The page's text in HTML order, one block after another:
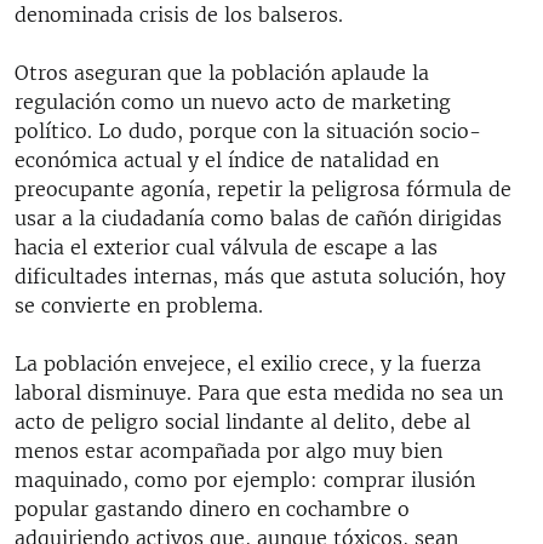
denominada crisis de los balseros.
Otros aseguran que la población aplaude la
regulación como un nuevo acto de marketing
político. Lo dudo, porque con la situación socio-
económica actual y el índice de natalidad en
preocupante agonía, repetir la peligrosa fórmula de
usar a la ciudadanía como balas de cañón dirigidas
hacia el exterior cual válvula de escape a las
dificultades internas, más que astuta solución, hoy
se convierte en problema.
La población envejece, el exilio crece, y la fuerza
laboral disminuye. Para que esta medida no sea un
acto de peligro social lindante al delito, debe al
menos estar acompañada por algo muy bien
maquinado, como por ejemplo: comprar ilusión
popular gastando dinero en cochambre o
adquiriendo activos que, aunque tóxicos, sean